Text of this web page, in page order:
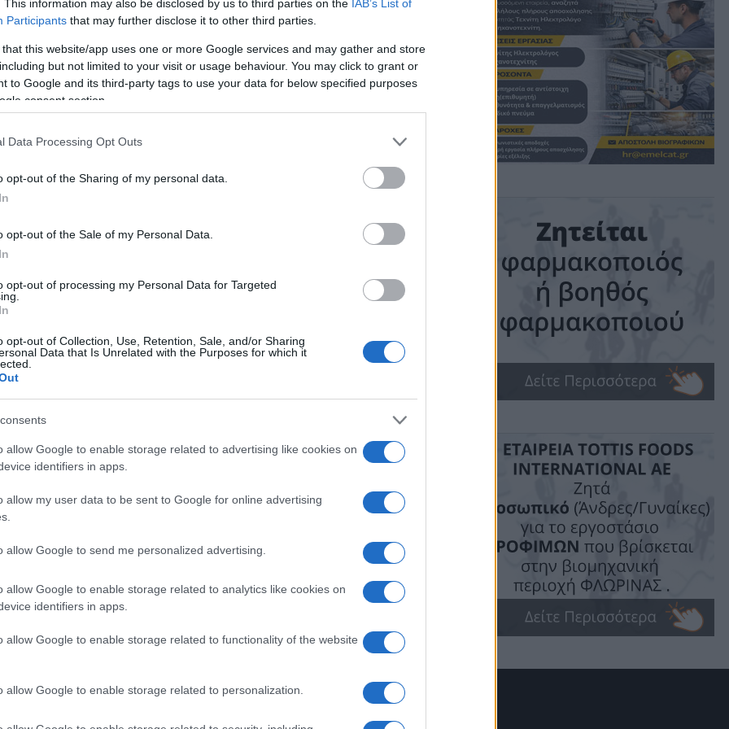
This information may also be disclosed by us to third parties on the IAB’s List of
Participants that may further disclose it to other third parties.
that this website/app uses one or more Google services and may gather and store
but not limited to your visit or usage behaviour. You may click to grant or
to Google and its third-party tags to use your data for below specified purposes
consent section.
Data Processing Opt Outs
opt-out of the Sharing of my personal data.
opt-out of the Sale of my Personal Data.
opt-out of processing my Personal Data for Targeted
opt-out of Collection, Use, Retention, Sale, and/or Sharing
Data that Is Unrelated with the Purposes for which it
allow Google to enable storage related to advertising like cookies on
identifiers in apps.
allow my user data to be sent to Google for online advertising
allow Google to send me personalized advertising.
allow Google to enable storage related to analytics like cookies on
identifiers in apps.
allow Google to enable storage related to functionality of the website
allow Google to enable storage related to personalization.
Συσσιτίου
Δήμου Κοζάνης
Δημοτών του Δήμου Κοζάνης θα ήθελε να εκφράσει ένα
σε όσους στήριξαν, το μήνα Ιούλιο, την προσπάθεια του.
του κ. Καραλίγκα Πάσχου για την προσφορά ψωμιού και